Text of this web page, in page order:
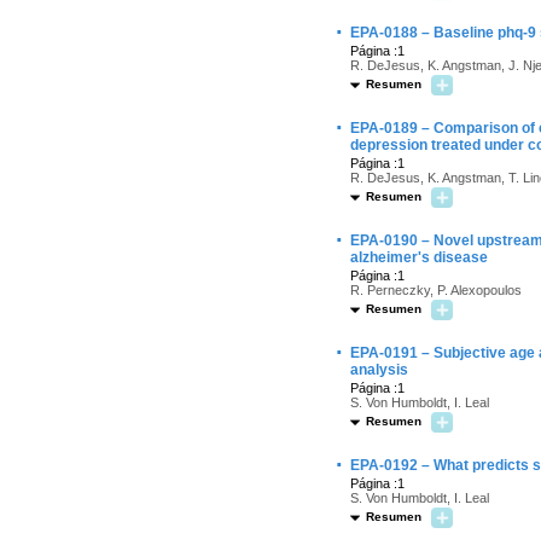
· EPA-0188 – Baseline
Página :1
R. DeJesus, K. Angstman, J.
Resumen
·
EPA-0189 – Comparison
depression treated under
Página :1
R. DeJesus, K. Angstman, T.
Resumen
·
EPA-0190 – Novel
alzheimer's disease
Página :1
R. Perneczky, P. Alexopoulos
Resumen
·
EPA-0191 – Subjective
analysis
Página :1
S. Von Humboldt, I. Leal
Resumen
· EPA-0192 – What
Página :1
S. Von Humboldt, I. Leal
Resumen